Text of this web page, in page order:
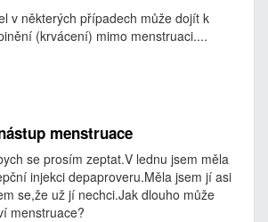
v některých případech může dojít k
(krvácení) mimo menstruaci....
menstruace
se prosím zeptat.V lednu jsem měla
injekci depaproveru.Měla jsem jí asi
se,že už jí nechci.Jak dlouho může
menstruace?